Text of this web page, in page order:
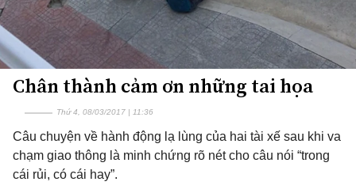
Chân thành cảm ơn những tai họa
Thứ 4, 08/03/2017 | 11:36
Câu chuyện về hành động lạ lùng của hai tài xế sau khi va
chạm giao thông là minh chứng rõ nét cho câu nói “trong
cái rủi, có cái hay”.